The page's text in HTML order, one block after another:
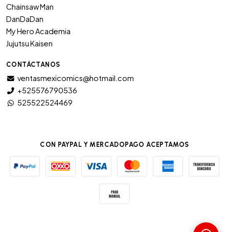
Chainsaw Man
DanDaDan
My Hero Academia
Jujutsu Kaisen
CONTÁCTANOS
ventasmexicomics@hotmail.com
+525576790536
525522524469
CON PAYPAL Y MERCADOPAGO ACEPTAMOS